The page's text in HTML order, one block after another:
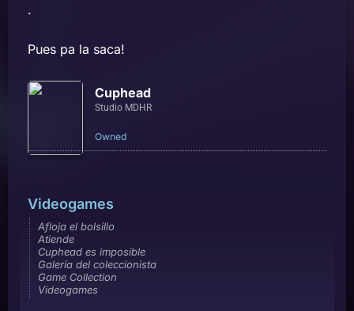
.
Pues pa la saca!
Cuphead
Studio MDHR
Owned
Videogames
Afloja el bolsillo
Atiende
Cuphead es imposible
Galería del coleccionista
Game Collection
Videogames